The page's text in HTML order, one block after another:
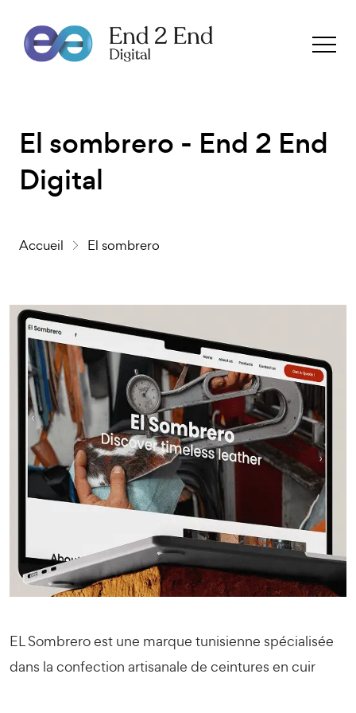
El sombrero - End 2 End
Digital
Accueil El sombrero
EL Sombrero est une marque tunisienne spécialisée
dans la confection artisanale de ceintures en cuir